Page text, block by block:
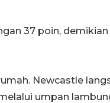
37 poin,
Newcastle
umpan